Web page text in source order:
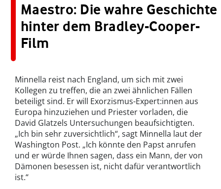
Maestro: Die wahre Geschichte
hinter dem Bradley-Cooper-
Film
Minnella reist nach England, um sich mit zwei
Kollegen zu treffen, die an zwei ähnlichen Fällen
beteiligt sind. Er will Exorzismus-Expert:innen aus
Europa hinzuziehen und Priester vorladen, die
David Glatzels Untersuchungen beaufsichtigten.
„Ich bin sehr zuversichtlich“, sagt Minnella laut der
Washington Post. „Ich könnte den Papst anrufen
und er würde Ihnen sagen, dass ein Mann, der von
Dämonen besessen ist, nicht dafür verantwortlich
ist.“